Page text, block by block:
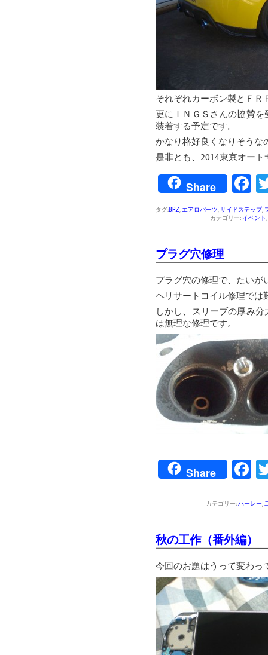
それぞれカーボン製とＦＲ
更にＩＮＧＳさんの協賛
装着する予定です。
かなり格好良くなりそうな
是非とも、2014東京オー
Share
タグ:BRZ,エアロパーツ,サイドステップ,
カテゴリー: イベント ,
プラグ穴修理
プラグ穴の修理で、たいが
ヘリサートコイル修理では
しかし、スリーブの厚み
は無理な修理です。
Share
カテゴリー:ハーレー,
秋の工作（番外編）
今回のお題はうって変わっ